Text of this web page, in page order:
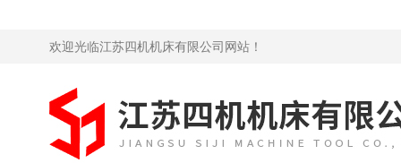
欢迎光临江苏四机机床有限公司网站！